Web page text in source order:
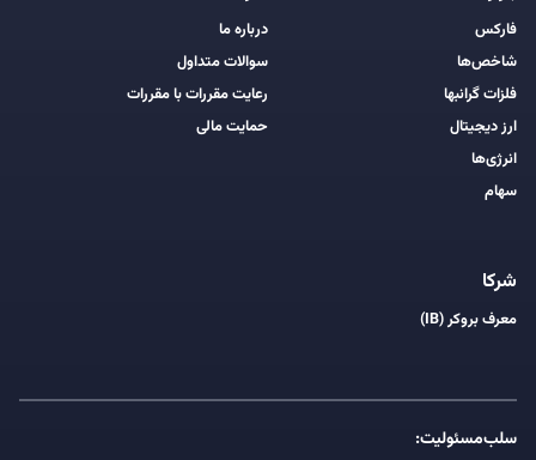
فارکس
شاخص‌ها
فلزات گرانبها
ارز دیجیتال
انرژی‌ها
سهام
درباره ما
سوالات متداول
رعایت مقررات با مقررات
حمایت مالی
شرکا
معرف بروکر (IB)
سلب‌مسئولیت: